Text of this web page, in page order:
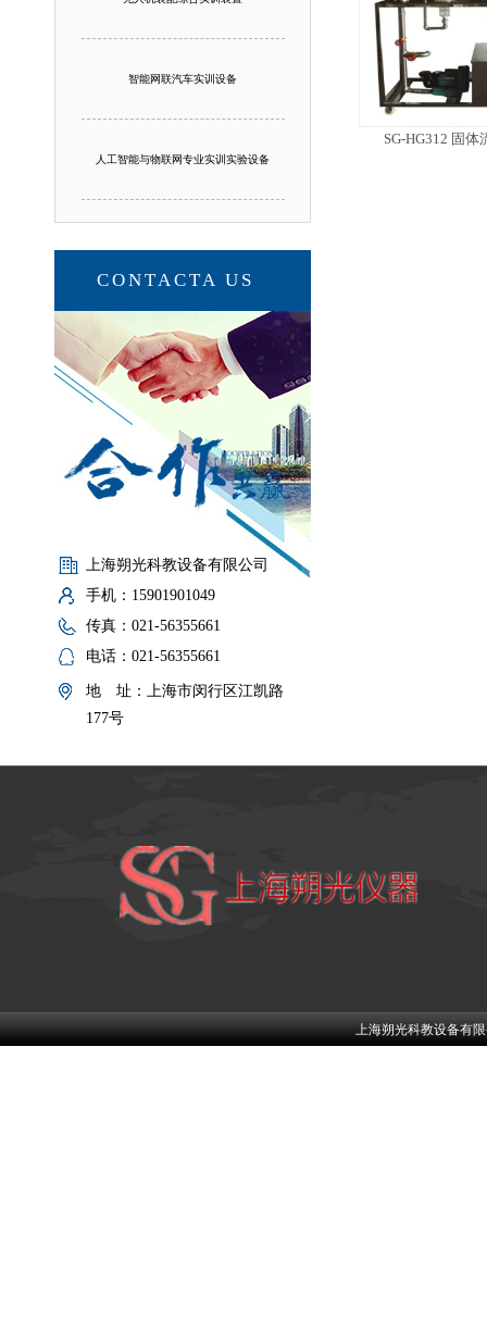
智能网联汽车实训设备
人工智能与物联网专业实训实验设备
CONTACTA US
上海朔光科教设备有限公司
手机：15901901049
传真：021-56355661
电话：021-56355661
地 址：上海市闵行区江凯路
177号
SG-HG312 固
上海朔光科教设备有